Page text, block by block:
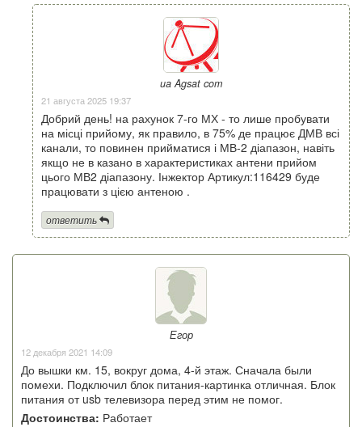
ua Agsat com
21 августа 2025 19:37
Добрий день! на рахунок 7-го МХ - то лише пробувати
на місці прийому, як правило, в 75% де працює ДМВ всі
канали, то повинен прийматися і МВ-2 діапазон, навіть
якщо не в казано в характеристиках антени прийом
цього МВ2 діапазону. Інжектор Артикул:116429 буде
працювати з цією антеною .
ответить
Егор
12 декабря 2021 14:09
До вышки км. 15, вокруг дома, 4-й этаж. Сначала были
помехи. Подключил блок питания-картинка отличная. Блок
питания от usb телевизора перед этим не помог.
Достоинства: Работает